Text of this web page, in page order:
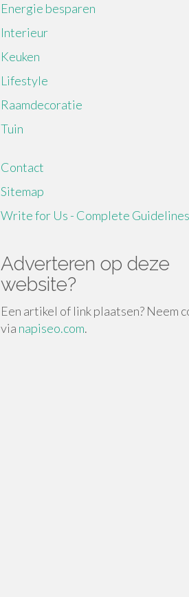
Energie besparen
Interieur
Keuken
Lifestyle
Raamdecoratie
Tuin
Contact
Sitemap
Write for Us - Complete Guidelines
Adverteren op deze
website?
Een artikel of link plaatsen? Neem
via napiseo.com.